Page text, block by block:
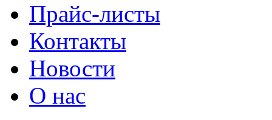
Прайс-листы
Контакты
Новости
О нас